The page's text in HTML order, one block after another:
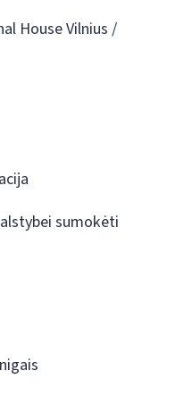
House Vilnius /
sumokėti